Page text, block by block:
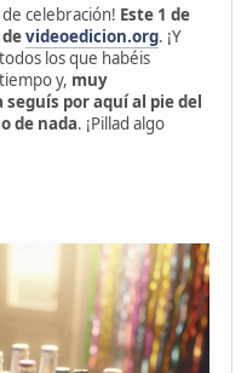
celebración! Este 1 de
videoedicion.org. ¡Y
los que habéis
y, muy
por aquí al pie del
de nada. ¡Pillad algo